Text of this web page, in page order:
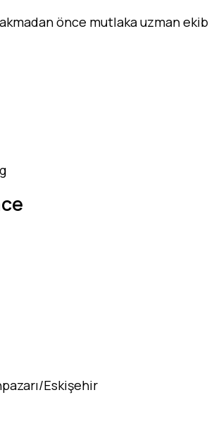
önce mutlaka uzman
Eskişehir